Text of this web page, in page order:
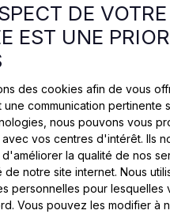
DE
EST UNE
des cookies afin de vous
une communication pertinente
nous pouvons vous
vos centres d'intérêt. Ils
la qualité de nos
de notre site internet. Nous
personnelles pour lesquelles
Vous pouvez les modifier à